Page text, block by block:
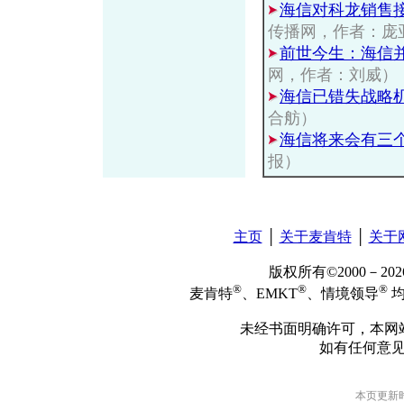
海信对科龙销售
传播网，作者：庞
前世今生：海信
网，作者：刘威）
海信已错失战略
合舫）
海信将来会有三
报）
主页│ 关于麦肯特│ 关于
版权所有©2000－
麦肯特® 、EMKT® 、情境领导®
未经书面明确许可，本
如有任何意
本页更新